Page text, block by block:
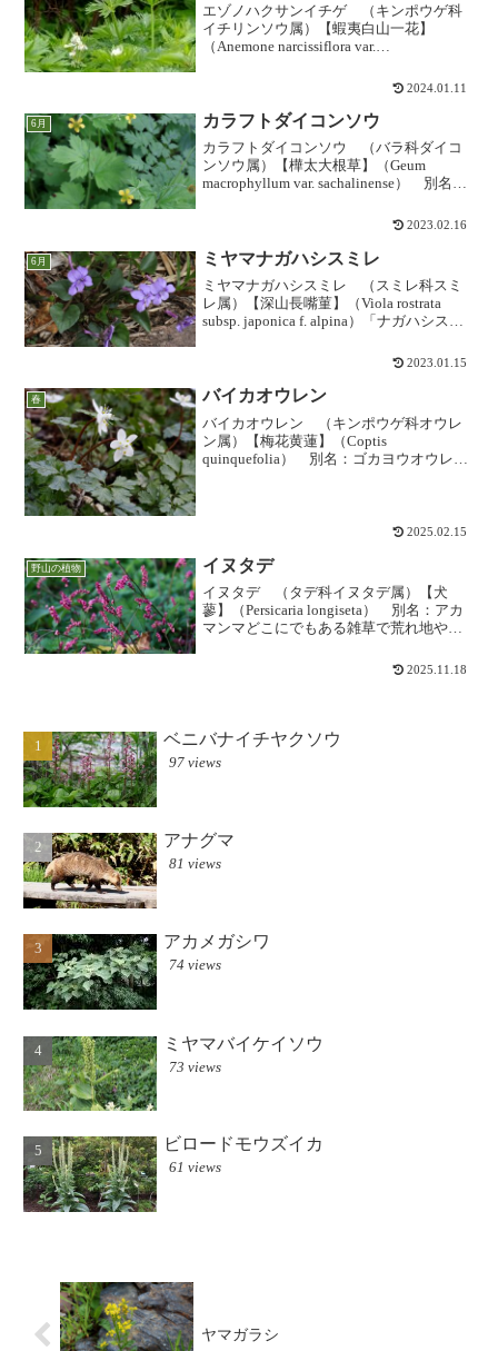
エゾノハクサンイチゲ （キンポウゲ科
イチリンソウ属）【蝦夷白山一花】
（Anemone narcissiflora var.
と同様ですが、全体に大柄な感じです。
ハクサンイチゲに比べ、葉の幅...
2024.01.11
6月 カラフトダイコンソウ
カラフトダイコンソウ （バラ科ダイコ
ンソウ属）【樺太大根草】（Geum
macrophyllum var. sachalinense） 別名：
りも高所の山地～亜高山に生育するダイ
2023.02.16
6月 ミヤマナガハシスミレ
ミヤマナガハシスミレ （スミレ科スミ
レ属）【深山長嘴菫】（Viola rostrata
subsp. japonica f. alpina）「ナガハシスミ
種とされます。八方尾根などを中心とし
2023.01.15
春 バイカオウレン
バイカオウレン （キンポウゲ科オウレ
ン属）【梅花黄蓮】（Coptis
quinquefolia） 別名：ゴカヨウオウレン
2025.02.15
野山の植物 イヌタデ
イヌタデ （タデ科イヌタデ属）【犬
蓼】（Persicaria longiseta） 別名：アカ
マンマどこにでもある雑草で荒れ地や湿
高いところの草地にも見られます。托葉
2025.11.18
ベニバナイチヤクソウ
97 views
アナグマ
81 views
アカメガシワ
74 views
ミヤマバイケイソウ
73 views
ビロードモウズイカ
61 views
ヤマガラシ